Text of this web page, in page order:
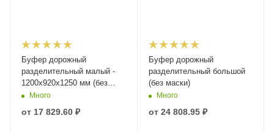
Буфер дорожный
разделительный малый -
1200х920х1250 мм (без
маски)
Много
от 17 829.60 ₽
Буфер дорожный
разделительный большой
(без маски)
Много
от 24 808.95 ₽